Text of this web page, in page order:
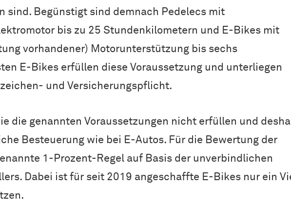
sind. Begünstigt sind demnach Pedelecs mit
bis zu 25 Stundenkilometern und E-Bikes mit
vorhandener) Motorunterstützung bis sechs
E-Bikes erfüllen diese Voraussetzung und unterliegen
und Versicherungspflicht.
die genannten Voraussetzungen nicht erfüllen und
Besteuerung wie bei E-Autos. Für die Bewertung der
1-Prozent-Regel auf Basis der unverbindlichen
Dabei ist für seit 2019 angeschaffte E-Bikes nur ein